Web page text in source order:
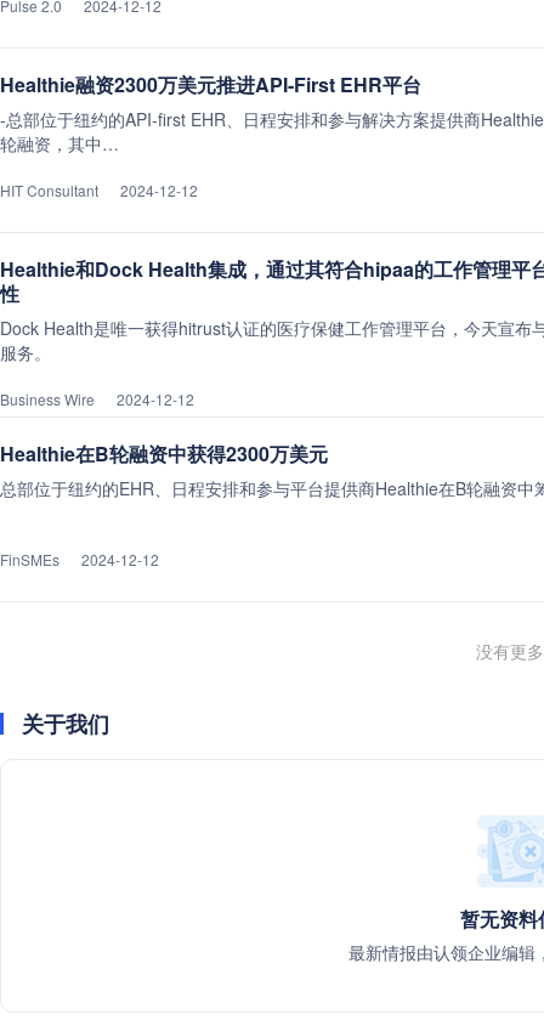
Pulse 2.0 2024-12-12
Healthie融资2300万美元推进API-First EHR平台
-总部位于纽约的API-first EHR、日程安排和参与解决方案提供商
轮融资，其中…
HIT Consultant 2024-12-12
Healthie和Dock Health集成，通过其符合hipaa的工作管理平
性
Dock Health是唯一获得hitrust认证的医疗保健工作管理平台，今天宣布
服务。
Business Wire 2024-12-12
Healthie在B轮融资中获得2300万美元
总部位于纽约的EHR、日程安排和参与平台提供商Healthie在B轮融资中
FinSMEs 2024-12-12
没有更
关于我们
暂无资料
最新情报由认领企业编辑